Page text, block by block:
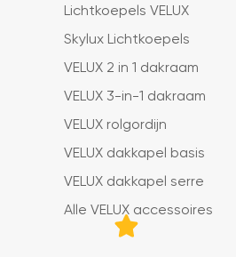
Lichtkoepels VELUX
Skylux Lichtkoepels
VELUX 2 in 1 dakraam
VELUX 3-in-1 dakraam
VELUX rolgordijn
VELUX dakkapel basis
VELUX dakkapel serre
Alle VELUX accessoires